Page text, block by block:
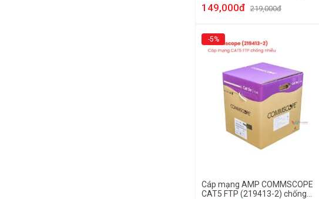
149,000đ 219,000đ
-5%
Cáp mạng AMP COMMSCOPE
CAT5 FTP (219413-2) chống